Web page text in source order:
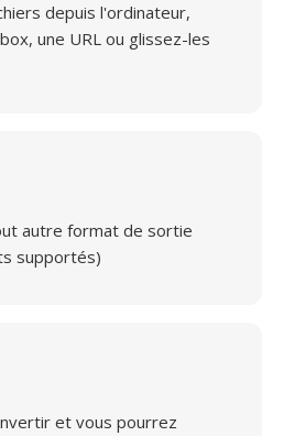
depuis l'ordinateur,
une URL ou glissez-les
autre format de sortie
supportés)
et vous pourrez